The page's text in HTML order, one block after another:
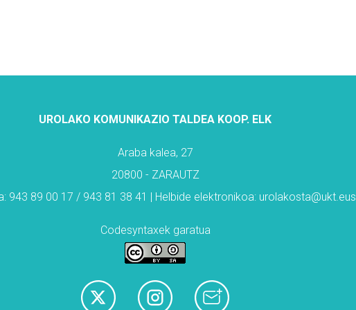
UROLAKO KOMUNIKAZIO TALDEA KOOP. ELK
Araba kalea, 27
20800 - ZARAUTZ
943 89 00 17 / 943 81 38 41 | Helbide elektronikoa: urolakosta@ukt.eus
Codesyntaxek garatua